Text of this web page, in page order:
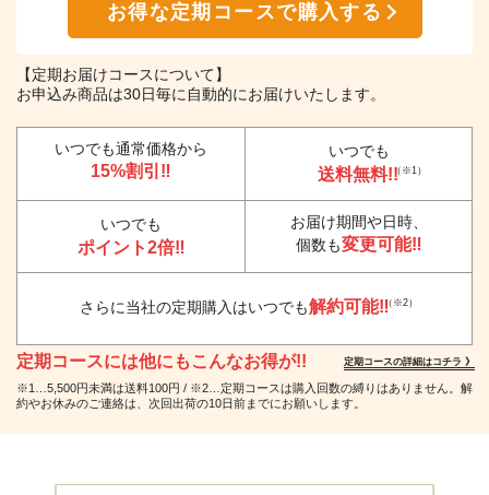
お得な定期コースで購入する
【定期お届けコースについて】
お申込み商品は30日毎に自動的にお届けいたします。
いつでも通常価格から
15%割引‼
いつでも
送料無料!!（※1）
いつでも
ポイント2倍‼
お届け期間や日時、
個数も変更可能‼
さらに当社の定期購入はいつでも解約可能‼（※2）
定期コースには他にもこんなお得が!! 定期コースの詳細はコチラ 》
※1…5,500円未満は送料100円 / ※2…定期コースは購入回数の縛りはありません。解
約やお休みのご連絡は、次回出荷の10日前までにお願いします。